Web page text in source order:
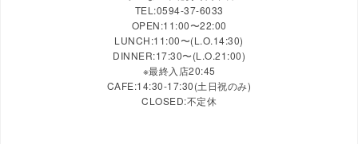
TEL:0594-37-6033
OPEN:11:00〜22:00
LUNCH:11:00〜(L.O.14:30)
DINNER:17:30〜(L.O.21:00)
※最終入店20:45
CAFE:14:30-17:30(土日祝のみ)
CLOSED:不定休